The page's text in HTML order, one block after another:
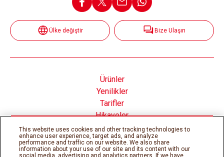
Ülke değiştir Bize Ulaşın
Ürünler
Yenilikler
Tarifler
Hikayeler
Nutella® nın İçinde
This website uses cookies and other tracking technologies to
enhance user experience, target ads, and analyze
performance and traffic on our website. We also share
information about your use of our site and its content with our
social media, advertising and analytics partners. If we have